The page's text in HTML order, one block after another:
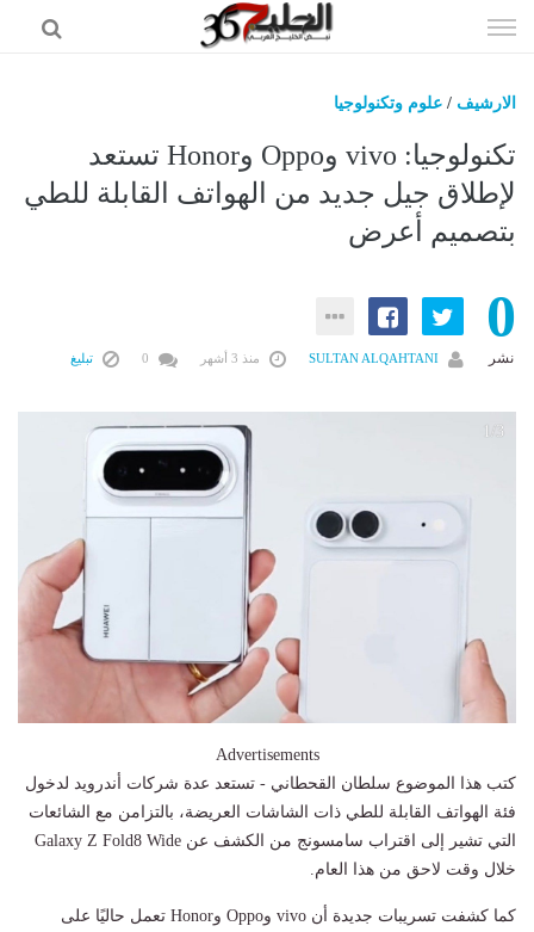
الى
الارشيف / علوم وتكنولوجيا
تكنولوجيا: vivo وOppo وHonor تستعد
لإطلاق جيل جديد من الهواتف القابلة للطي
بتصميم أعرض
0
نشر SULTAN ALQAHTANI منذ 3 أشهر تبليغ
1/3
Advertisements
كتب هذا الموضوع سلطان القحطاني - تستعد عدة شركات أندرويد لدخول
فئة الهواتف القابلة للطي ذات الشاشات العريضة، بالتزامن مع الشائعات
التي تشير إلى اقتراب سامسونج من الكشف عن Galaxy Z Fold8 Wide
خلال وقت لاحق من هذا العام.
كما كشفت تسريبات جديدة أن vivo وOppo وHonor تعمل حاليًا على
اخبار الخليج
اخبار العالم